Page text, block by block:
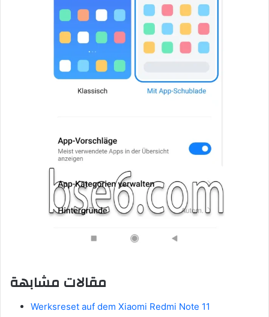
مقالات مشابهة
Werksreset auf dem Xiaomi Redmi Note 11